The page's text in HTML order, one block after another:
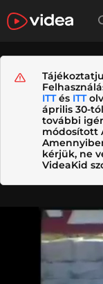
ITTés ITT
április 30-
további
módosított
kérjük, ne
VideaKid